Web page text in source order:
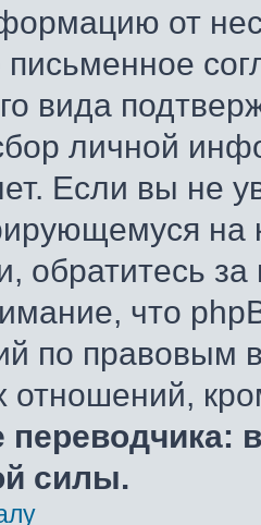
от
письменное
вида
личной
Если вы не
обратитесь
что
по правовым
отношений,
силы.